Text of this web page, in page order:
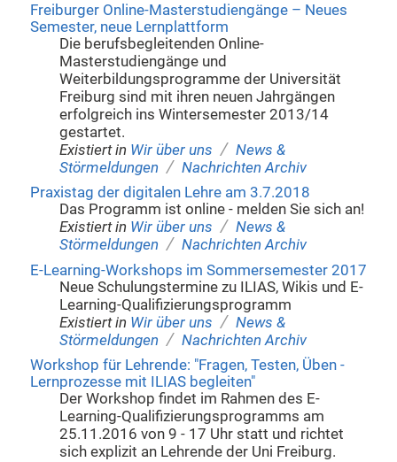
Freiburger Online-Masterstudiengänge – Neues
Semester, neue Lernplattform
Die berufsbegleitenden Online-
Masterstudiengänge und
Weiterbildungsprogramme der Universität
Freiburg sind mit ihren neuen Jahrgängen
erfolgreich ins Wintersemester 2013/14
gestartet.
Existiert in Wir über uns / News &
Störmeldungen / Nachrichten Archiv
Praxistag der digitalen Lehre am 3.7.2018
Das Programm ist online - melden Sie sich an!
Existiert in Wir über uns / News &
Störmeldungen / Nachrichten Archiv
E-Learning-Workshops im Sommersemester 2017
Neue Schulungstermine zu ILIAS, Wikis und E-
Learning-Qualifizierungsprogramm
Existiert in Wir über uns / News &
Störmeldungen / Nachrichten Archiv
Workshop für Lehrende: "Fragen, Testen, Üben -
Lernprozesse mit ILIAS begleiten"
Der Workshop findet im Rahmen des E-
Learning-Qualifizierungsprogramms am
25.11.2016 von 9 - 17 Uhr statt und richtet
sich explizit an Lehrende der Uni Freiburg.